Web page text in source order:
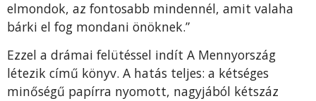
elmondok, az fontosabb mindennél, amit valaha
bárki el fog mondani önöknek.”
Ezzel a drámai felütéssel indít A Mennyország
létezik című könyv. A hatás teljes: a kétséges
minőségű papírra nyomott, nagyjából kétszáz